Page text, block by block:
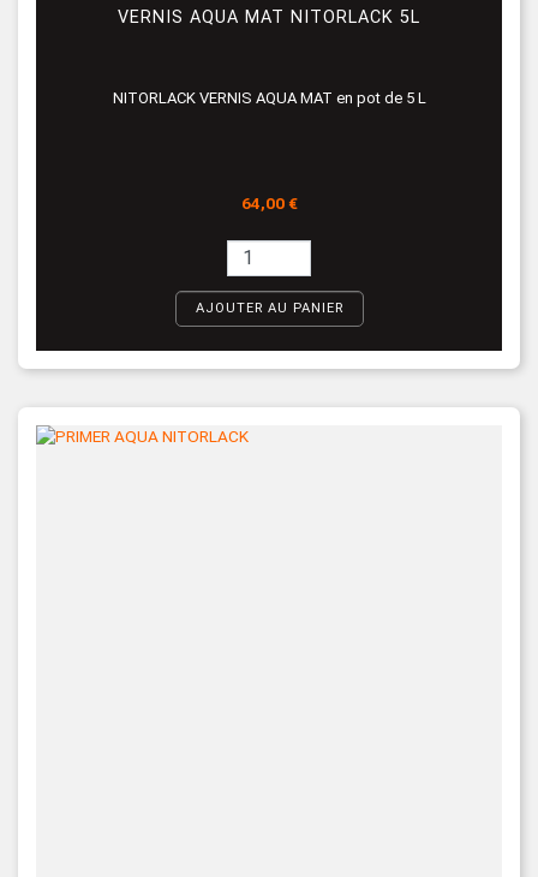
VERNIS AQUA MAT NITORLACK 5L
NITORLACK VERNIS AQUA MAT en pot de 5 L
Prix
64,00 €
AJOUTER AU PANIER